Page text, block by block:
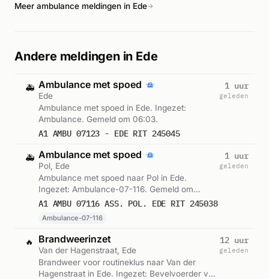
vertraging op rond deze tijd.
Meer ambulance meldingen in Ede→
Andere meldingen in Ede
🚑 Ambulance met spoed
Ede
Ambulance met spoed in Ede. Ingezet:
Ambulance. Gemeld om 06:03.
A1 AMBU 07123 - EDE RIT 245045
1 uur
geleden
🚑 Ambulance met spoed
Pol, Ede
Ambulance met spoed naar Pol in Ede.
Ingezet: Ambulance-07-116. Gemeld om
05:35.
A1 AMBU 07116 ASS. POL. EDE RIT 245038
Ambulance-07-116
1 uur
geleden
🔥 Brandweerinzet
Van der Hagenstraat, Ede
Brandweer voor routineklus naar Van der
Hagenstraat in Ede. Ingezet: Bevelvoerder van
12 uur
geleden